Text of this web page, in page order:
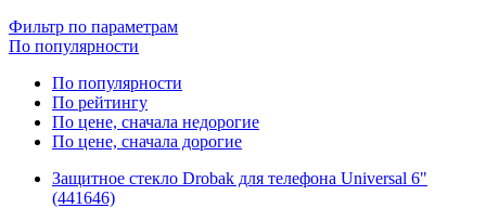
Фильтр по параметрам
По популярности
По популярности
По рейтингу
По цене, сначала недорогие
По цене, сначала дорогие
Защитное стекло Drobak для телефона Universal 6"
(441646)